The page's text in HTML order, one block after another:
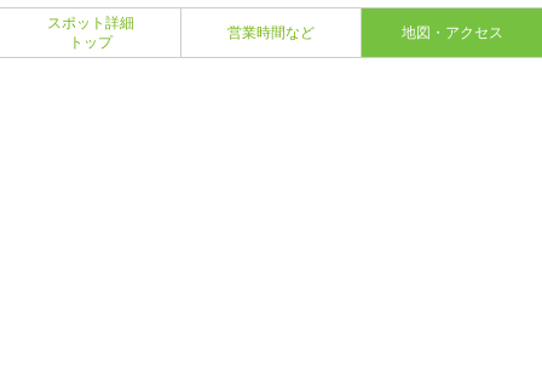
スポット詳細
トップ
営業時間など 地図・アクセス